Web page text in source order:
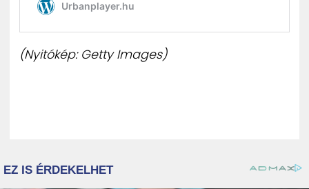
(Nyitókép: Getty Images)